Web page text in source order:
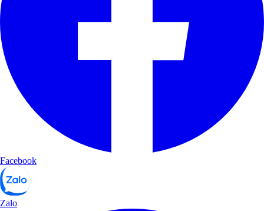
Facebook
Zalo